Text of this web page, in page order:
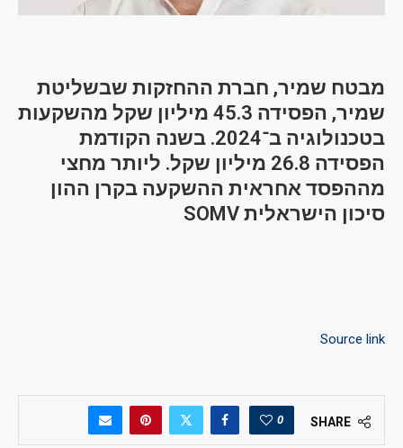
מבטח שמיר, חברת ההחזקות שבשליטת
שמיר, הפסידה 45.3 מיליון שקל מהשקעות
בטכנולוגיה ב־2024. בשנה הקודמת
הפסידה 26.8 מיליון שקל. ליותר מחצי
מההפסד אחראית ההשקעה בקרן ההון
סיכון הישראלית SOMV
Source link
SHARE
0